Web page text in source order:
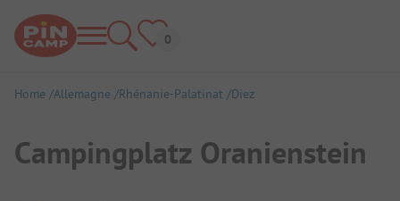
Home Allemagne Rhénanie-Palatinat Diez
Campingplatz Oranienstein